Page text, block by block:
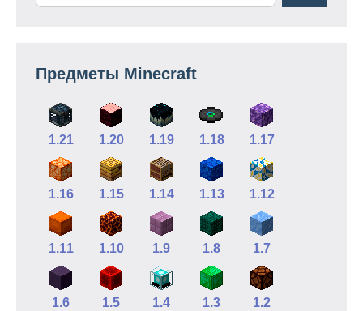
Предметы Minecraft
1.21 1.20 1.19 1.18 1.17
1.16 1.15 1.14 1.13 1.12
1.11 1.10 1.9 1.8 1.7
1.6 1.5 1.4 1.3 1.2